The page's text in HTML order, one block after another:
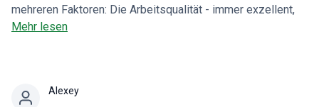
mehreren Faktoren: Die Arbeitsqualität - immer exzellent,
egal ob Sie zur Zahnreinigung kommen oder eine
Ihres Besuchs wohl fühlen. Der letzte Faktor, und für mich
Mehr lesen
Alexey